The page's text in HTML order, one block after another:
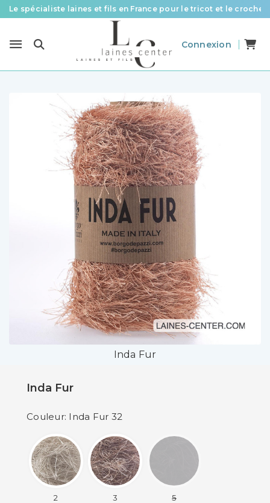
Le spécialiste laines et fils en France pour le tricot et le crochet
Livraison offerte à partir de 58 € d’achat
Connexion
Inda Fur
Inda Fur
Couleur: Inda Fur 32
2 3 5